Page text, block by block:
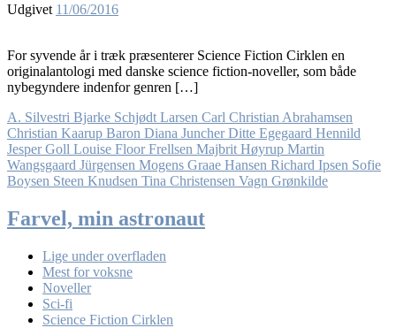
Udgivet 11/06/2016
For syvende år i træk præsenterer Science Fiction Cirklen en
originalantologi med danske science fiction-noveller, som både
nybegyndere indenfor genren […]
A. Silvestri Bjarke Schjødt Larsen Carl Christian Abrahamsen
Christian Kaarup Baron Diana Juncher Ditte Egegaard Hennild
Jesper Goll Louise Floor Frellsen Majbrit Høyrup Martin
Wangsgaard Jürgensen Mogens Graae Hansen Richard Ipsen Sofie
Boysen Steen Knudsen Tina Christensen Vagn Grønkilde
Farvel, min astronaut
Lige under overfladen
Mest for voksne
Noveller
Sci-fi
Science Fiction Cirklen